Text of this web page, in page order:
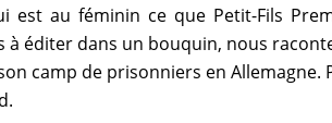
est au féminin ce que Petit-Fils
à éditer dans un bouquin, nous
camp de prisonniers en Allemagne.